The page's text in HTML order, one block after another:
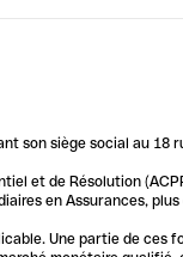
son siège social au 18
et de Résolution
en Assurances,
Une partie de ces